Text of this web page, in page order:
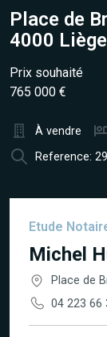
Place de
4000 Liège
Prix souhaité
765 000 €
À vendre
Reference:
Etude
Michel
Place de
04 223 66